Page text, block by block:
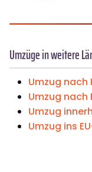
Umzüge in weitere
Umzug nach
Umzug nach
Umzug
Umzug ins